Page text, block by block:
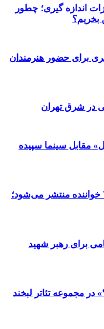
اندازه گیری؛ چطور
بخریم؟
برای حضور هنرمندان
در شرق تهران
مقابل سینما سپیده
آلبوم «بدرقه» با صدای ۷ خواننده منتشر می‌شود؛
برای رهبر شهید
در مجموعه تئاتر لبخند